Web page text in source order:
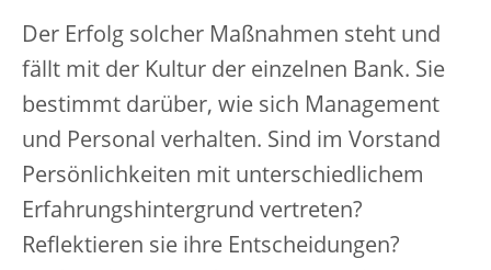
Der Erfolg solcher Maßnahmen steht und
fällt mit der Kultur der einzelnen Bank. Sie
bestimmt darüber, wie sich Management
und Personal verhalten. Sind im Vorstand
Persönlichkeiten mit unterschiedlichem
Erfahrungshintergrund vertreten?
Reflektieren sie ihre Entscheidungen?